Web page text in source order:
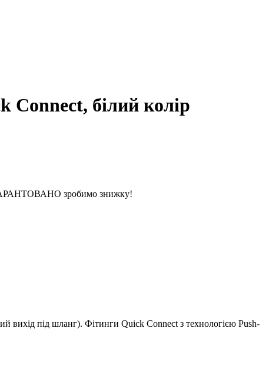
білий колір
зробимо знижку!
вихід під шланг). Фітинги Quick Connect з технологією Push-